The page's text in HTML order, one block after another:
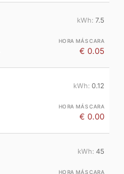
7.5
€ 0.05
0.12
€ 0.00
45